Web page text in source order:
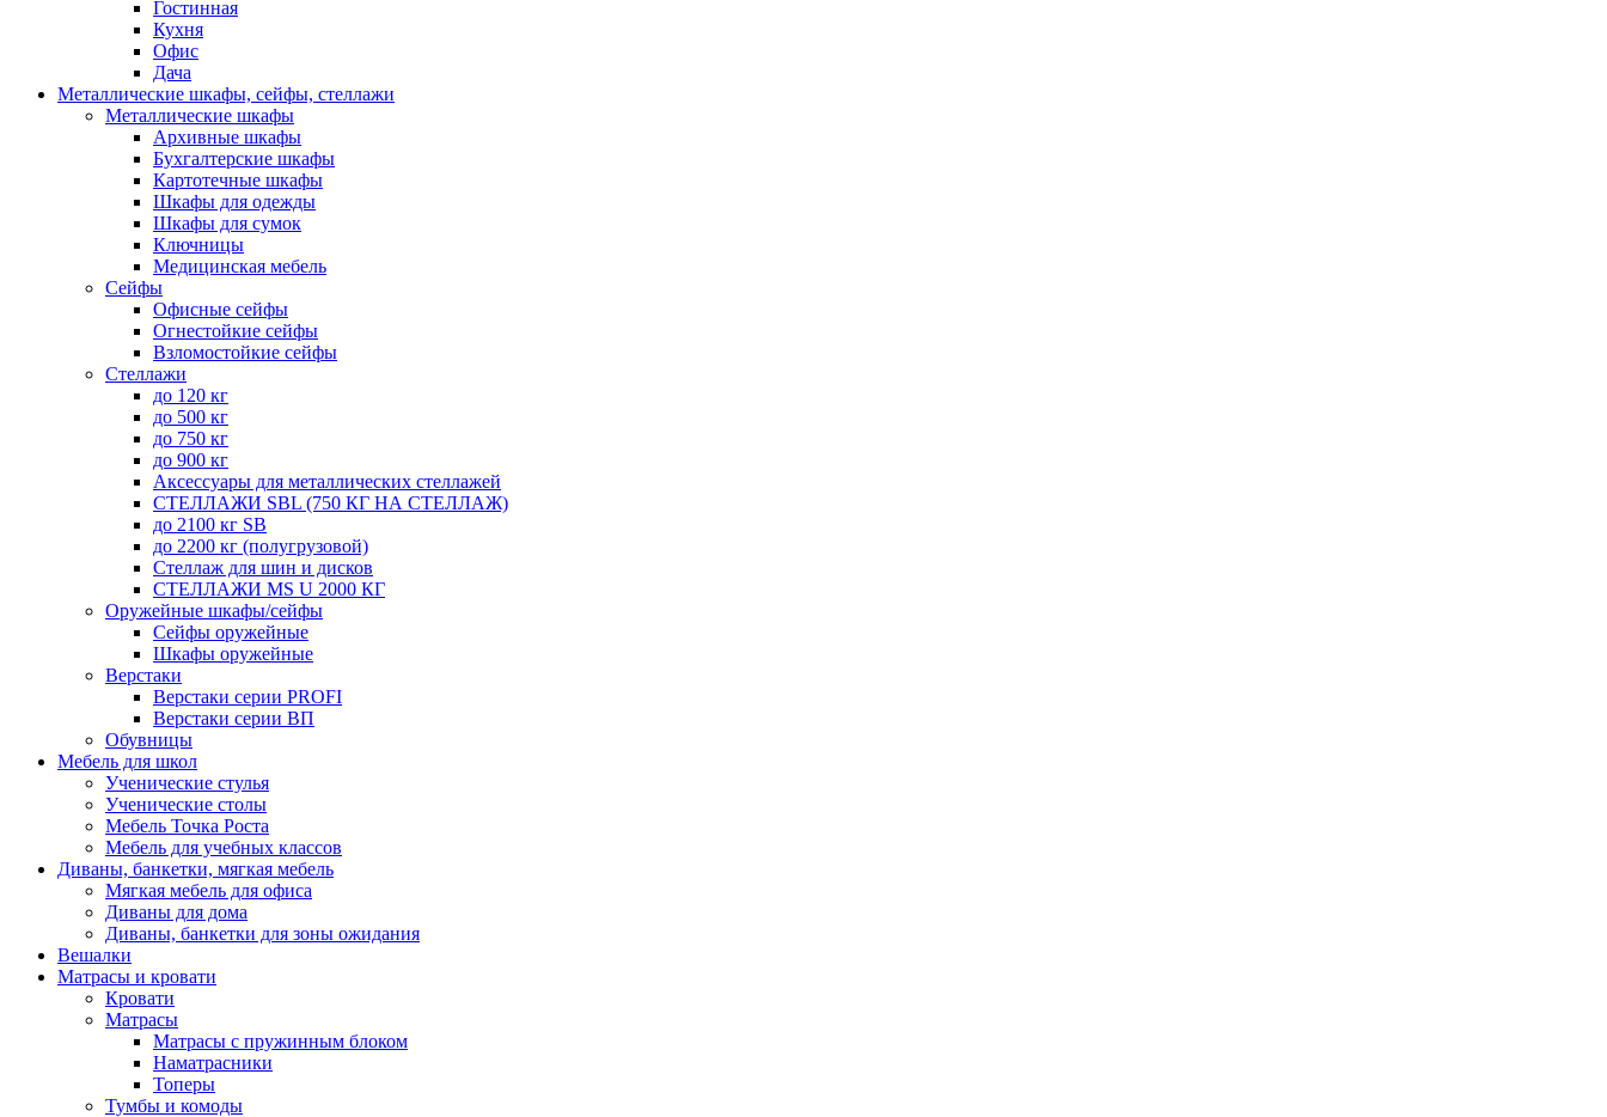
Гостинная
Кухня
Офис
Дача
Металлические шкафы, сейфы, стеллажи
Металлические шкафы
Архивные шкафы
Бухгалтерские шкафы
Картотечные шкафы
Шкафы для одежды
Шкафы для сумок
Ключницы
Медицинская мебель
Сейфы
Офисные сейфы
Огнестойкие сейфы
Взломостойкие сейфы
Стеллажи
до 120 кг
до 500 кг
до 750 кг
до 900 кг
Аксессуары для металлических стеллажей
СТЕЛЛАЖИ SBL (750 КГ НА СТЕЛЛАЖ)
до 2100 кг SB
до 2200 кг (полугрузовой)
Стеллаж для шин и дисков
СТЕЛЛАЖИ MS U 2000 КГ
Оружейные шкафы/сейфы
Сейфы оружейные
Шкафы оружейные
Верстаки
Верстаки серии PROFI
Верстаки серии ВП
Обувницы
Мебель для школ
Ученические стулья
Ученические столы
Мебель Точка Роста
Мебель для учебных классов
Диваны, банкетки, мягкая мебель
Мягкая мебель для офиса
Диваны для дома
Диваны, банкетки для зоны ожидания
Вешалки
Матрасы и кровати
Кровати
Матрасы
Матрасы с пружинным блоком
Наматрасники
Топеры
Тумбы и комоды